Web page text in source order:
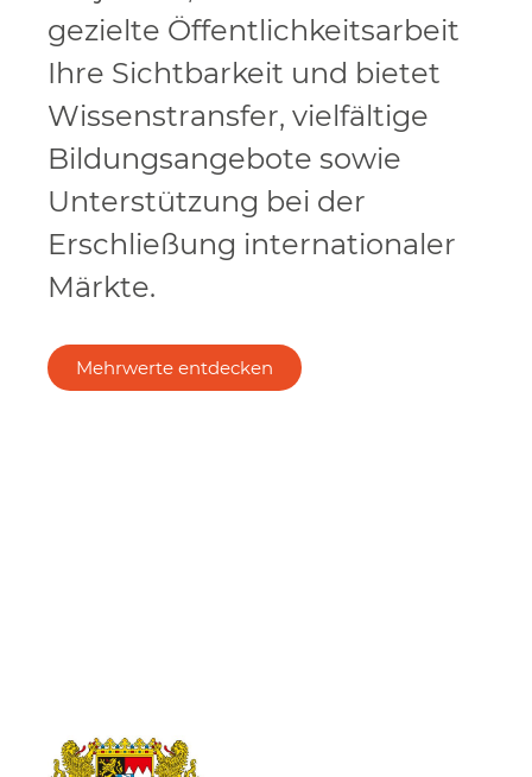
gezielte Öffentlichkeitsarbeit
Ihre Sichtbarkeit und bietet
Wissenstransfer, vielfältige
Bildungsangebote sowie
Unterstützung bei der
Erschließung internationaler
Märkte.
Mehrwerte entdecken